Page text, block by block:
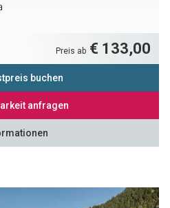
Preis ab € 133,00
buchen
anfragen